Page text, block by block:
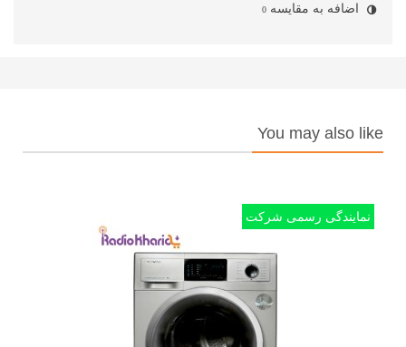
اضافه به مقایسه 0
You may also like
نمایندگی رسمی شرکت